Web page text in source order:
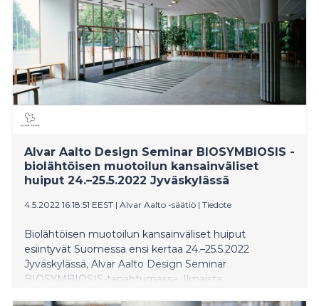
Alvar Aalto Design Seminar BIOSYMBIOSIS -
biolähtöisen muotoilun kansainväliset
huiput 24.–25.5.2022 Jyväskylässä
4.5.2022 16:18:51 EEST | Alvar Aalto -säätiö | Tiedote
Biolähtöisen muotoilun kansainväliset huiput
esiintyvät Suomessa ensi kertaa 24.–25.5.2022
Jyväskylässä, Alvar Aalto Design Seminar
BIOSYMBIOSIS-tapahtumassa. Ilmaista